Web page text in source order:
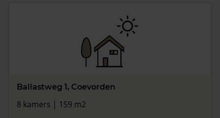
Ballastweg 1, Coevorden
8 kamers | 159 m2